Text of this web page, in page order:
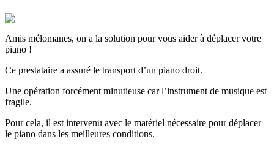
Amis mélomanes, on a la solution pour vous aider à déplacer votre
piano !
Ce prestataire a assuré le transport d’un piano droit.
Une opération forcément minutieuse car l’instrument de musique est
fragile.
Pour cela, il est intervenu avec le matériel nécessaire pour déplacer
le piano dans les meilleures conditions.